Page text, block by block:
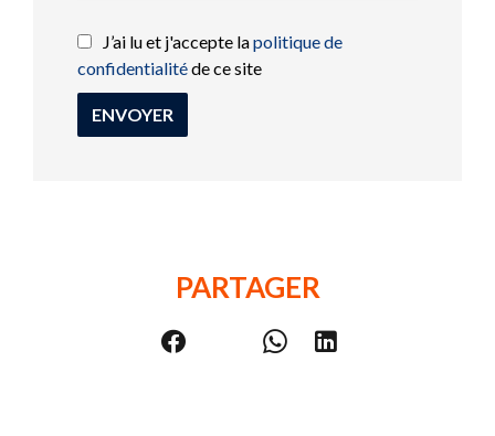
J’ai lu et j'accepte lapolitique de
confidentialitéde ce site
ENVOYER
PARTAGER